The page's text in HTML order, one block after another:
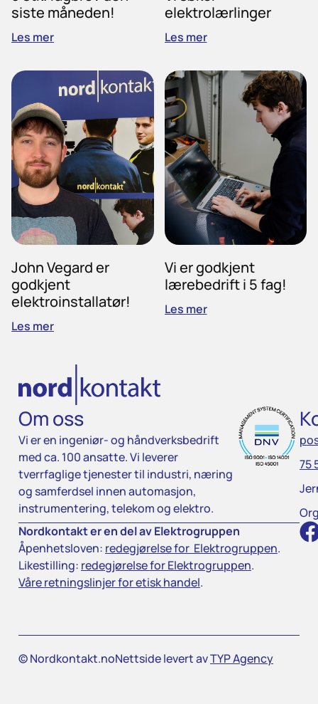
siste måneden!
Les mer
elektrolærlinger
Les mer
John Vegard er
godkjent
elektroinstallatør!
Les mer
Vi er godkjent
lærebedrift i 5 fag!
Les mer
Om oss
Vi er en ingeniør- og håndverksbedrift
med ca. 100 ansatte. Vi leverer
tverrfaglige tjenester til industri, næring
og samferdsel innen automasjon,
instrumentering, telekom og elektro.
Nordkontakt er en del av Elektrogruppen
Åpenhetsloven: redegjørelse for Elektrogruppen.
Likestilling: redegjørelse for Elektrogruppen.
Våre retningslinjer for etisk handel.
75
© Nordkontakt.noNettside levert avTYP Agency